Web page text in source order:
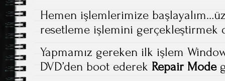
Hemen işlemlerimize
resetleme işlemini
Yapmamız gereken ilk işlem
DVD’den boot ederek Repair Mode